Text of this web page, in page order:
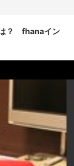
は？ fhanaイン